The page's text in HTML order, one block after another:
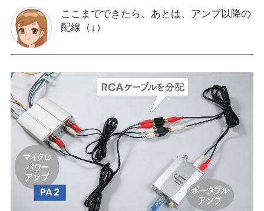
ここまでできたら、あとは、アンプ以降の
配線（↓）